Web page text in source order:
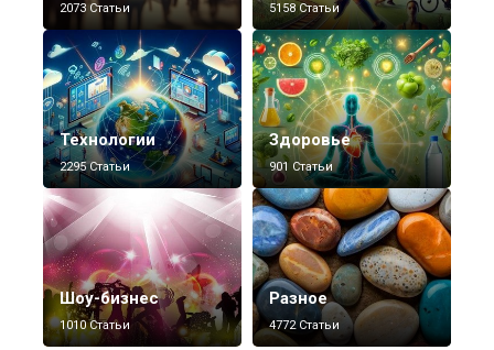
2073 Статьи 5158 Статьи
Технологии
2295 Статьи
Здоровье
901 Статьи
Шоу-бизнес
1010 Статьи
Разное
4772 Статьи